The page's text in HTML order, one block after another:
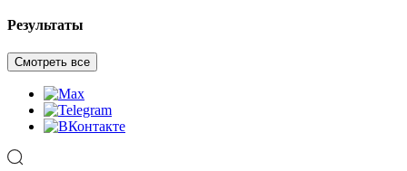
Результаты
Смотреть все